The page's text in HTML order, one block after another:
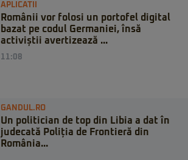
APLICATII
Românii vor folosi un portofel digital
bazat pe codul Germaniei, însă
activiștii avertizează ...
11:08
GANDUL.RO
Un politician de top din Libia a dat în
judecată Poliția de Frontieră din
România...